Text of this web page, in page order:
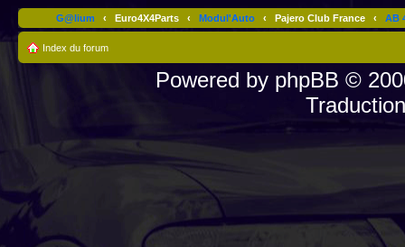
G@lium ‹ Euro4X4Parts ‹ Modul'Auto ‹ Pajero Club France ‹ AB
Index du forum
Powered by phpBB ©